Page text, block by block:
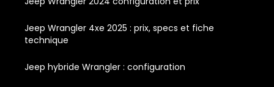
Jeep Wrangler 4xe 2025 : prix, specs et fiche
technique
Jeep hybride Wrangler : configuration